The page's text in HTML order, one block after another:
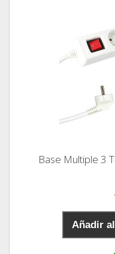
Base Multiple 3
Añadir